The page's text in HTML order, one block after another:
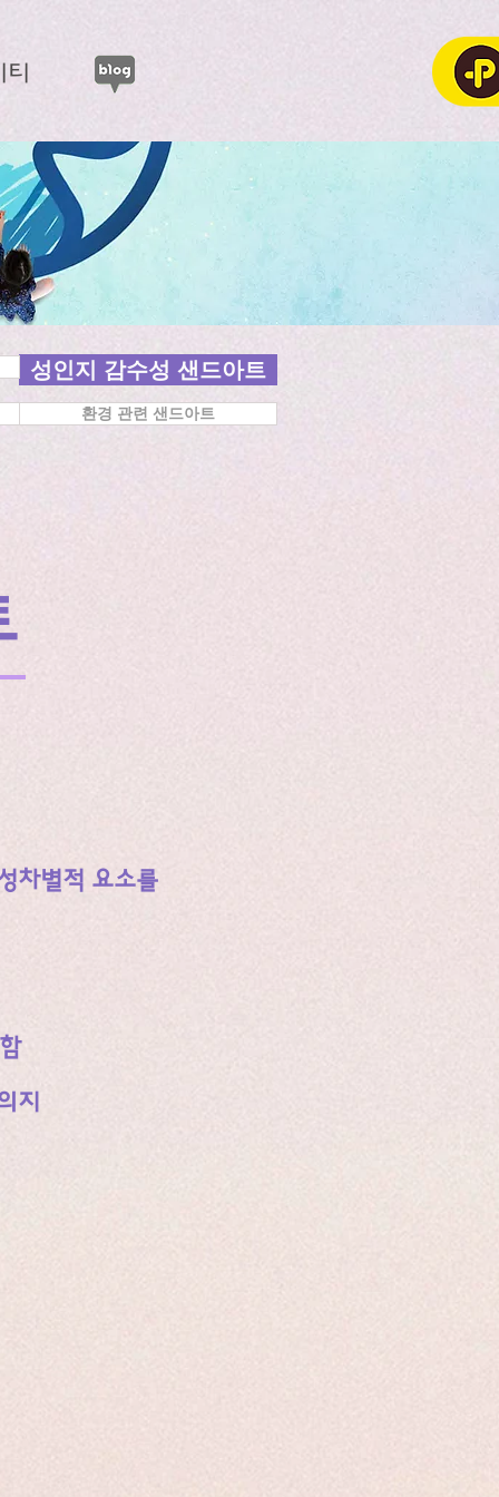
성인지 감수성 샌드아트
환경 관련 샌드아트
차별적 요소를
지